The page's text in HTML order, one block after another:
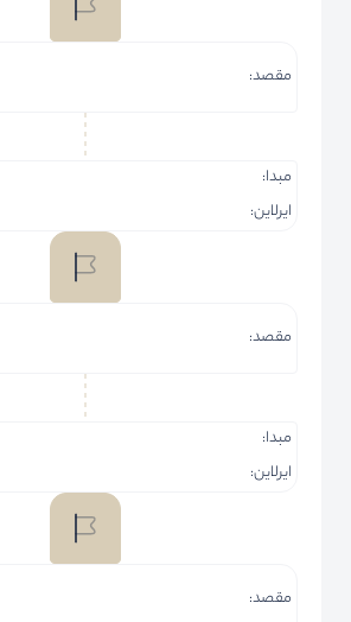
مقصد:
مبدا:
ایرلاین:
مقصد:
مبدا:
ایرلاین:
مقصد: